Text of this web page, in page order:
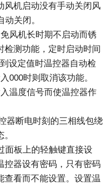
风机启动没有手动关闭风
关闭。
风机长时期不启动而锈
检测功能，定时启动时间
设定值时温控器自动检
000时则取消该功能。
温度信号而使温控器作
器断电时刻的三相线包绕
面板上的轻触键直接设
控器设有密码，只有密码
查看而不能设置。设置温